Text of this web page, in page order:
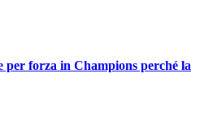
forza in Champions perché la